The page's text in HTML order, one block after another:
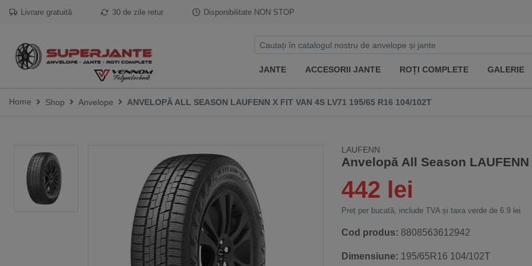
Livrare gratuită 30 de zile retur Disponibilitate NON STOP
JANTE ACCESORII JANTE ROȚI COMPLETE GALERIE
Home Shop Anvelope ANVELOPĂ ALL SEASON LAUFENN X FIT VAN 4S LV71 195/65 R16 104/102T
LAUFENN
Anvelopă All Season
442 lei
Preț per bucată, include TVA și taxa verde de 6.9 lei
Cod produs: 8808563612942
Dimensiune: 195/65R16 104/102T